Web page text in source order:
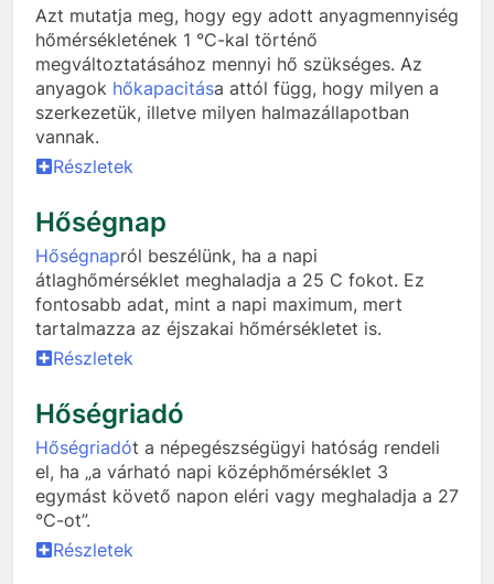
Azt mutatja meg, hogy egy adott anyagmennyiség
hőmérsékletének 1 °C-kal történő
megváltoztatásához mennyi hő szükséges. Az
anyagok hőkapacitása attól függ, hogy milyen a
szerkezetük, illetve milyen halmazállapotban
vannak.
Részletek
Hőségnap
Hőségnapról beszélünk, ha a napi
átlaghőmérséklet meghaladja a 25 C fokot. Ez
fontosabb adat, mint a napi maximum, mert
tartalmazza az éjszakai hőmérsékletet is.
Részletek
Hőségriadó
Hőségriadót a népegészségügyi hatóság rendeli
el, ha „a várható napi középhőmérséklet 3
egymást követő napon eléri vagy meghaladja a 27
°C-ot”.
Részletek